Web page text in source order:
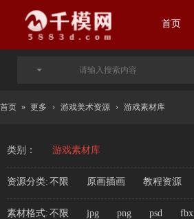
首页
首页 » 更多 › 游戏美术资源 › 游戏素材库
类别： 游戏素材库
资源分类: 不限 原画插画 教程资源
素材格式: 不限 jpg png psd fbx